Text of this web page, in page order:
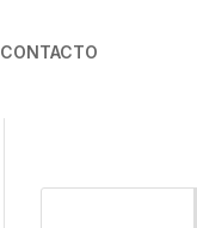
CONTACTO